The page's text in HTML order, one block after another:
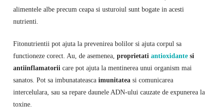
alimentele albe precum ceapa si usturoiul sunt bogate in acesti
nutrienti.
Fitonutrientii pot ajuta la prevenirea bolilor si ajuta corpul sa
functioneze corect. Au, de asemenea, proprietati antioxidantesi
antiinflamatorii care pot ajuta la mentinerea unui organism mai
sanatos. Pot sa imbunatateasca imunitateasi comunicarea
intercelulara, sau sa repare daunele ADN-ului cauzate de expunerea la
toxine.